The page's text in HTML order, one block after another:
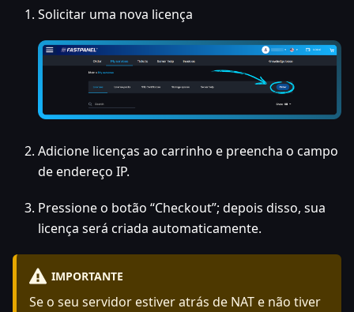
Solicitar uma nova licença
Adicione licenças ao carrinho e preencha o campo
de endereço IP.
Pressione o botão “Checkout”; depois disso, sua
licença será criada automaticamente.
IMPORTANTE
Se o seu servidor estiver atrás de NAT e não tiver